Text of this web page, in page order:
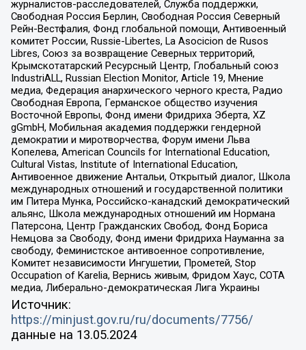
журналистов-расследователей, Служба поддержки,
Свободная Россия Берлин, Свободная Россия Северный
Рейн-Вестфалия, Фонд глобальной помощи, Антивоенный
комитет России, Russie-Libertes, La Asocicion de Rusos
Libres, Союз за возвращение Северных территорий,
Крымскотатарский Ресурсный Центр, Глобальный союз
IndustriALL, Russian Election Monitor, Article 19, Мнение
медиа, Федерация анархического черного креста, Радио
Свободная Европа, Германское общество изучения
Восточной Европы, Фонд имени Фридриха Эберта, XZ
gGmbH, Мобильная академия поддержки гендерной
демократии и миротворчества, Форум имени Льва
Копелева, American Councils for International Education,
Cultural Vistas, Institute of International Education,
Антивоенное движение Антальи, Открытый диалог, Школа
международных отношений и государственной политики
им Питера Мунка, Российско-канадский демократический
альянс, Школа международных отношений им Нормана
Патерсона, Центр Гражданских Свобод, Фонд Бориса
Немцова за Свободу, Фонд имени Фридриха Науманна за
свободу, Феминистское антивоенное сопротивление,
Комитет независимости Ингушетии, Прометей, Stop
Occupation of Karelia, Вернись живым, Фридом Хаус, СОТА
медиа, Либерально-демократическая Лига Украины
Источник:
https://minjust.gov.ru/ru/documents/7756/
данные на 13.05.2024